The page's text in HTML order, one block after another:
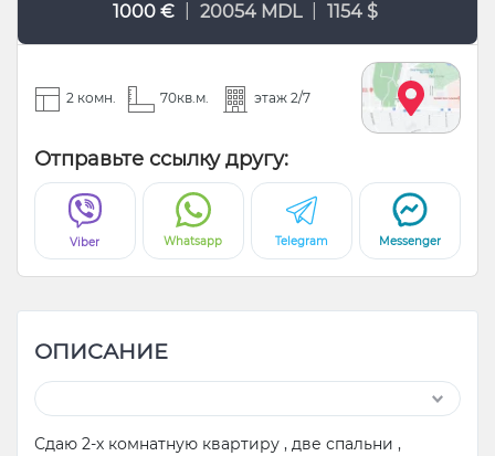
1000 €
20054 MDL 1154 $
2 комн. 70кв.м. этаж 2/7
Отправьте ссылку другу:
Viber Whatsapp Telegram Messenger
ОПИСАНИЕ
Сдаю 2-х комнатную квартиру , две спальни ,